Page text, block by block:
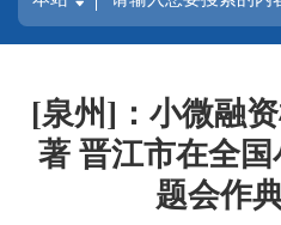
[泉州]：小微融
著 晋江市在全
题会作